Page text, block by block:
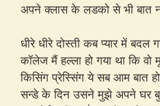
अपने क्लास के लडको से भी बात
धीरे धीरे दोस्ती कब प्यार में बदल
कॉलेज मैं हल्ला हो गया था कि
किसिंग प्रेस्सिंग ये सब आम बात
सन्डे के दिन उसने मुझे अपने घर